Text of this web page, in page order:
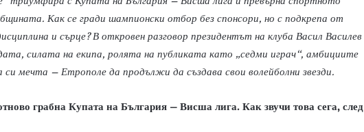
Как се гради шампионски отбор без спонсори, но с подкрепа от
и сърце? В откровен разговор президентът на клуба Васил Василев
силата на екипа, ролята на публиката като „седми играч“, амбициите
си мечта – Етрополе да продължи да създава свои волейболни звезди.
грабна Купата на България – Висша лига. Как звучи това сега, след